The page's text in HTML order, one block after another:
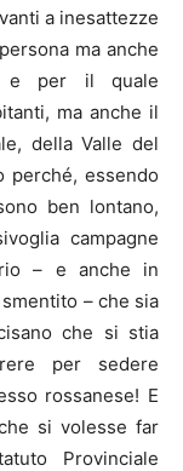
a inesattezze
ma anche
e per il quale
ma anche il
della Valle del
perché, essendo
ben lontano,
campagne
– e anche in
– che sia
che si stia
per sedere
rossanese! E
si volesse far
Provinciale